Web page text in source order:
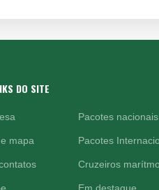
DO SITE
mapa
Pacotes nacionais
Pacotes
Cruzeiros
Em destaque